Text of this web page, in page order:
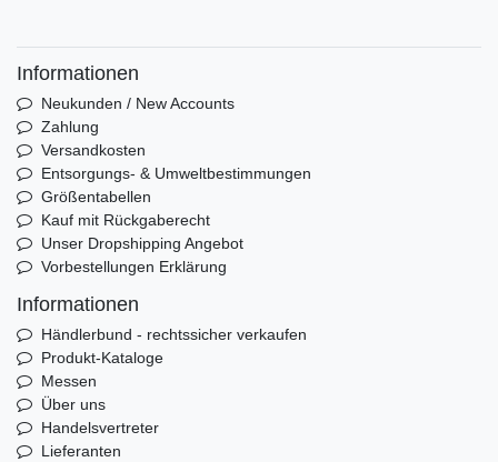
Informationen
Neukunden / New Accounts
Zahlung
Versandkosten
Entsorgungs- & Umweltbestimmungen
Größentabellen
Kauf mit Rückgaberecht
Unser Dropshipping Angebot
Vorbestellungen Erklärung
Informationen
Händlerbund - rechtssicher verkaufen
Produkt-Kataloge
Messen
Über uns
Handelsvertreter
Lieferanten